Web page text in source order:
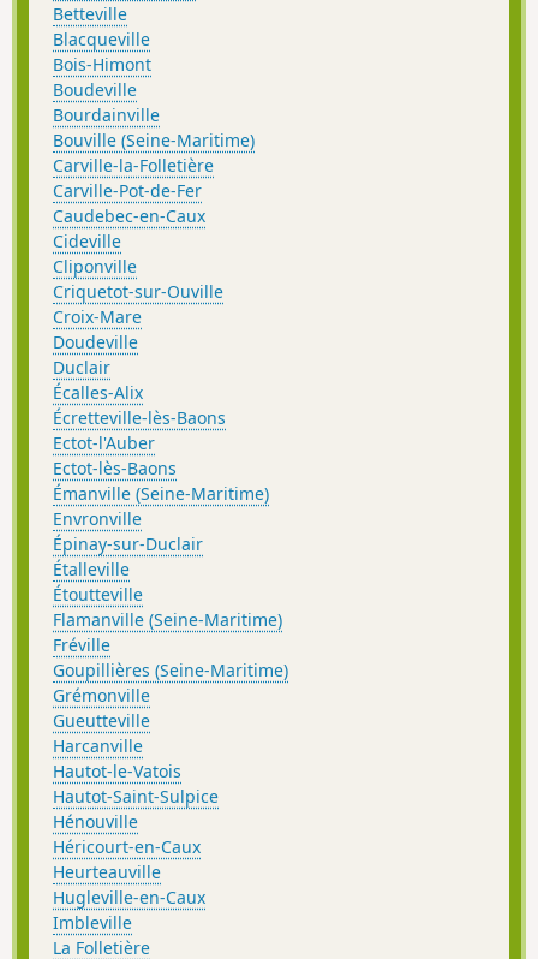
Betteville
Blacqueville
Bois-Himont
Boudeville
Bourdainville
Bouville (Seine-Maritime)
Carville-la-Folletière
Carville-Pot-de-Fer
Caudebec-en-Caux
Cideville
Cliponville
Criquetot-sur-Ouville
Croix-Mare
Doudeville
Duclair
Écalles-Alix
Écretteville-lès-Baons
Ectot-l'Auber
Ectot-lès-Baons
Émanville (Seine-Maritime)
Envronville
Épinay-sur-Duclair
Étalleville
Étoutteville
Flamanville (Seine-Maritime)
Fréville
Goupillières (Seine-Maritime)
Grémonville
Gueutteville
Harcanville
Hautot-le-Vatois
Hautot-Saint-Sulpice
Hénouville
Héricourt-en-Caux
Heurteauville
Hugleville-en-Caux
Imbleville
La Folletière